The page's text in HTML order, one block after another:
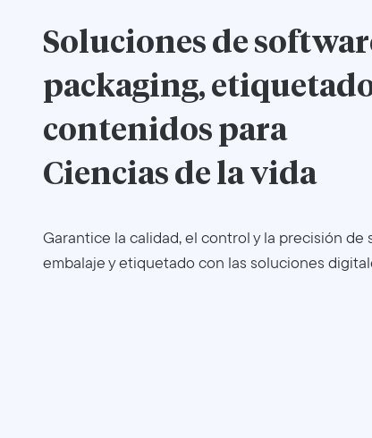
Soluciones de
packaging,
contenidos para
Ciencias de la vida
Garantice la calidad, el control y la precisión de
embalaje y etiquetado con las soluciones